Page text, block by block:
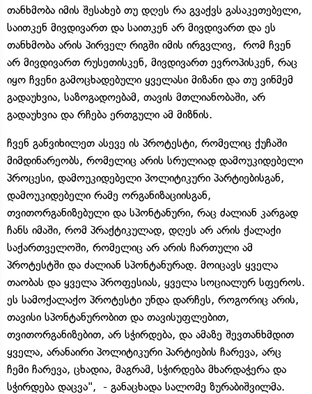
თანხმობა იმის შესახებ თუ დღეს რა გვაქვს გასაკეთებელი,
საითკენ მივდივართ და საითკენ არ მივდივართ და ეს
თანხმობა არის პირველ რიგში იმის ირგვლივ, რომ ჩვენ
არ მივდივართ რუსეთისკენ, მივდივართ ევროპისკენ, რაც
იყო ჩვენი გამოცხადებული ყველასი მიზანი და თუ ვინმემ
გადაუხვია, საზოგადოებამ, თავის მთლიანობაში, არ
გადაუხვია და რჩება ერთგული ამ მიზნის.
ჩვენ განვიხილეთ ასევე ის პროტესტი, რომელიც ქუჩაში
მიმდინარეობს, რომელიც არის სრულიად დამოუკიდებელი
პროცესი, დამოუკიდებელი პოლიტიკური პარტიებისგან,
დამოუკიდებელი რამე ორგანიზაციისგან,
თვითორგანიზებული და სპონტანური, რაც ძალიან კარგად
ჩანს იმაში, რომ პრაქტიკულად, დღეს არ არის ქალაქი
საქართველოში, რომელიც არ არის ჩართული ამ
პროტესტში და ძალიან სპონტანურად. მოიცავს ყველა
თაობას და ყველა პროფესიას, ყველა სოციალურ სფეროს.
ეს სამოქალაქო პროტესტი უნდა დარჩეს, როგორიც არის,
თავისი სპონტანურობით და თავისუფლებით,
თვითორგანიზებით, არ სჭირდება, და ამაზე შევთანხმდით
ყველა, არანაირი პოლიტიკური პარტიების ჩარევა, არც
ჩემი ჩარევა, ცხადია, მაგრამ, სჭირდება მხარდაჭერა და
სჭირდება დაცვა", - განაცხადა სალომე ზურაბიშვილმა.